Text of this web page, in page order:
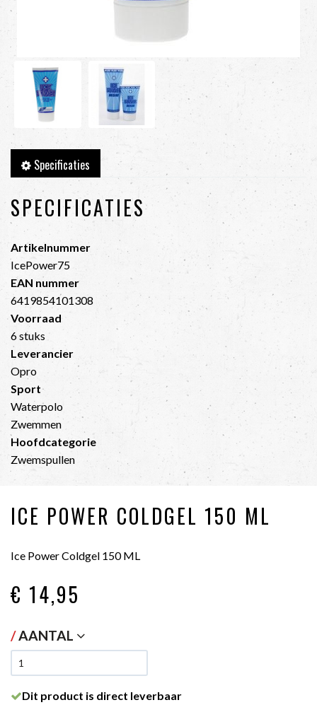
Specificaties
SPECIFICATIES
Artikelnummer
IcePower75
EAN nummer
6419854101308
Voorraad
6 stuks
Leverancier
Opro
Sport
Waterpolo
Zwemmen
Hoofdcategorie
Zwemspullen
ICE POWER COLDGEL 150 ML
Ice Power Coldgel 150 ML
€ 14,95
/AANTAL
Dit product is direct leverbaar